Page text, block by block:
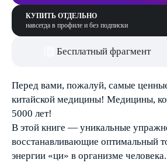
КУПИТЬ ОТДЕЛЬНО
навсегда в профиле и без подписки
Бесплатный фрагмент
Перед вами, пожалуй, самые
китайской медицины! Медицины,
5000 лет!
В этой книге — уникальные
восстанавливающие оптимальный
энергии «ци» в организме